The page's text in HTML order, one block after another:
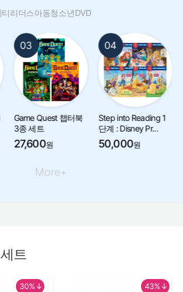
리더스아동청소년DVD
03
Game Quest 챕터북
3종 세트
27,600원
04
Step into Reading 1
단계 : Disney Pr...
50,000원
More+
트
30%↓ 43%↓